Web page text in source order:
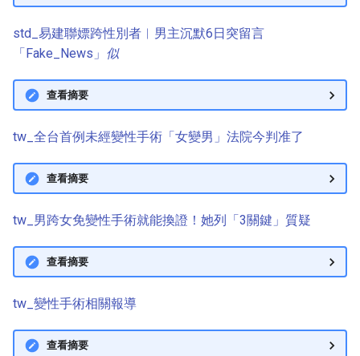
std_易建聯嫖跨性別者︱男主沉默6日突留言
「Fake_News」 似
查看摘要
tw_全台首例未經變性手術「女變男」法院今判准了
查看摘要
tw_男跨女免變性手術就能換證！她列「3關鍵」質疑
查看摘要
tw_變性手術相關報導
查看摘要